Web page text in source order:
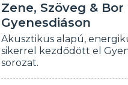
Zene, Szöveg &
Gyenesdiáson
Akusztikus alapú,
sikerrel kezdődött el
sorozat.